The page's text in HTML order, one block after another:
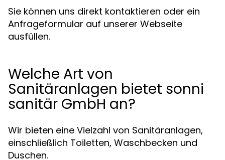
Sie können uns direkt kontaktieren oder ein
Anfrageformular auf unserer Webseite
ausfüllen.
Welche Art von
Sanitäranlagen bietet sonni
sanitär GmbH an?
Wir bieten eine Vielzahl von Sanitäranlagen,
einschließlich Toiletten, Waschbecken und
Duschen.